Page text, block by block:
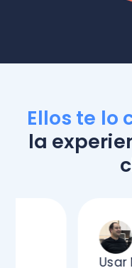
Ellos te lo
la
Usar Nubox